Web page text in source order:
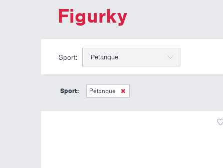
Figurky
Sport: Pétanque
Sport: Pétanque